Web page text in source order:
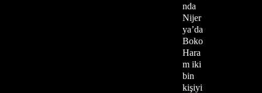
nda
Nijer
ya’da
Boko
Hara
m iki
bin
kişiyi